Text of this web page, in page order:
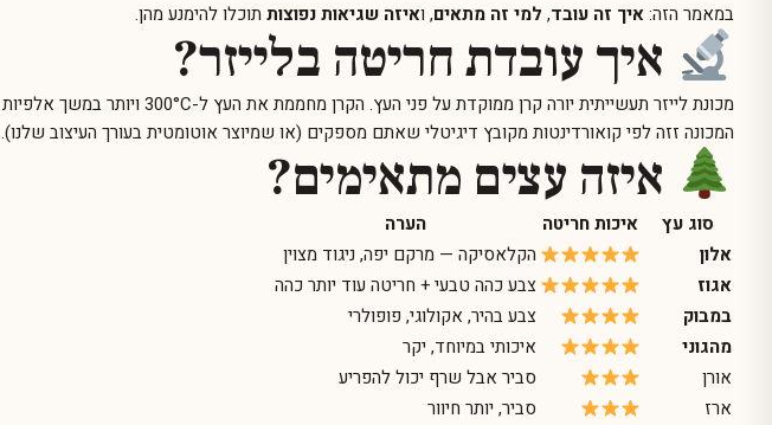
במאמר הזה:איך זה עובד, למי זה מתאים, ואיזה שגיאות נפוצות תוכלו להימנע מהן.
איך עובדת חריטה בלייזר?
מכונת לייזר תעשייתית יורה קרן ממוקדת על פני העץ. הקרן מחממת את העץ ל-300°C ויותר במשך אלפיות שניה — וזה גורם לעץ
המכונה זזה לפי קואורדינטות מקובץ דיגיטלי שאתם מספקים (או שמיוצר אוטומטית בעורך העיצוב שלנו).
איזה עצים מתאימים?
סוג עץ איכות חריטה
הערה
אלון
הקלאסיקה — מרקם יפה, ניגוד מצוין
אגוז
צבע כהה טבעי + חריטה עוד יותר כהה
במבוק
צבע בהיר, אקולוגי, פופולרי
מהגוני
איכותי במיוחד, יקר
אורן
סביר אבל שרף יכול להפריע
ארז
סביר, יותר חיוור